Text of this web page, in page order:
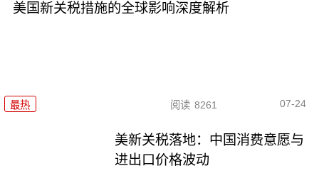
美国新关税措施的全球影响深度解析
最热 阅读 8261 07-24
美新关税落地：中国消费意愿与
进出口价格波动